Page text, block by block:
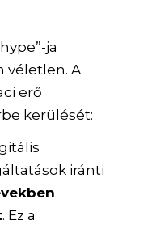
ja
véletlen. A
erő
kerülését:
iránti
. Ez a